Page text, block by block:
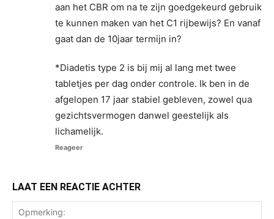
aan het CBR om na te zijn goedgekeurd gebruik
te kunnen maken van het C1 rijbewijs? En vanaf
gaat dan de 10jaar termijn in?
*Diadetis type 2 is bij mij al lang met twee
tabletjes per dag onder controle. Ik ben in de
afgelopen 17 jaar stabiel gebleven, zowel qua
gezichtsvermogen danwel geestelijk als
lichamelijk.
Reageer
LAAT EEN REACTIE ACHTER